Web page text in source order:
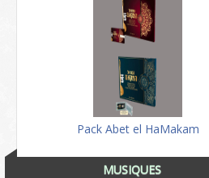
Pack Abet el HaMakam
MUSIQUES